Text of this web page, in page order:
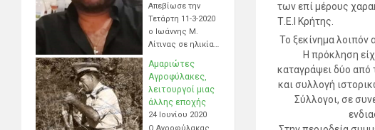
των επί μέρους
Τ.Ε.Ι Κρήτης.
Το ξεκίνημα λοιπόν
Η πρόκληση
καταγράψει δύο από
και συλλογή
Σύλλογοι, σε
Απεβίωσε την
Τετάρτη 11-3-2020
ο Ιωάννης Μ.
Λίτινας σε ηλικία…
Αμαριώτες
Αγροφύλακες,
λειτουργοί μιας
άλλης εποχής
24 Ιουνίου 2020